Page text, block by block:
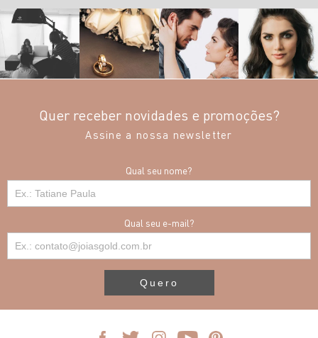
Quer receber novidades e promoções?
Assine a nossa newsletter
Qual seu nome?
Qual seu e-mail?
Quero